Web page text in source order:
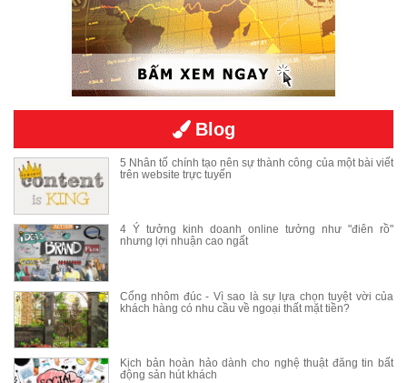
Blog
5 Nhân tố chính tạo nên sự thành công của một bài viết
trên website trực tuyến
4 Ý tưởng kinh doanh online tưởng như "điên rồ"
nhưng lợi nhuận cao ngất
Cổng nhôm đúc - Vì sao là sự lựa chọn tuyệt vời của
khách hàng có nhu cầu về ngoại thất mặt tiền?
Kịch bản hoàn hảo dành cho nghệ thuật đăng tin bất
động sản hút khách